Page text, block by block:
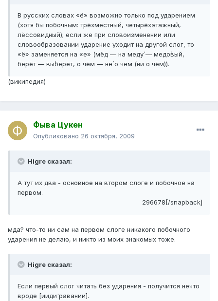
В русских словах «ё» возможно только под ударением
(хотя бы побочным: трёхместный, четырёхэтажный,
лёссовидный); если же при словоизменении или
словообразовании ударение уходит на другой слог, то
«ё» заменяется на «е» (мёд — на меду́ — медо́вый,
берёт — вы́берет, о чём — не́ о чем (ни о чём)).
(википедия)
Фыва Цукен
Опубликовано 26 октября, 2009
Higre сказал:
А тут их два - основное на втором слоге и побочное на
первом.
296678[/snapback]
мда? что-то ни сам на первом слоге никакого побочного
ударения не делаю, и никто из моих знакомых тоже.
Higre сказал:
Если первый слог читать без ударения - получится нечто
вроде [ииди'равании].